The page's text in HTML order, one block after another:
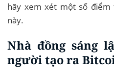
hãy xem xét một số điểm
này.
Nhà đồng sáng
người tạo ra